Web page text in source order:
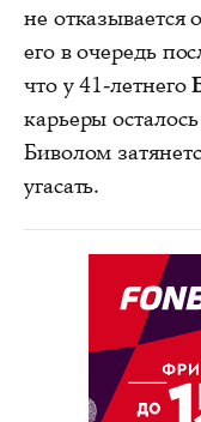
не отказывается
его в очередь
что у 41-летнего
карьеры
Биволом
угасать.